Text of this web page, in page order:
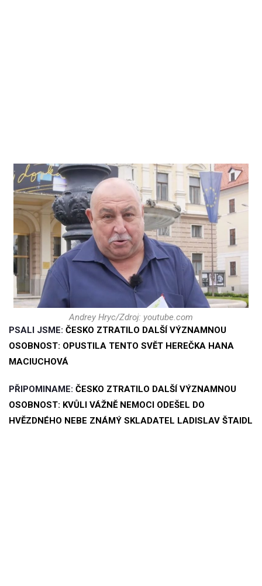
Andrey Hryc/Zdroj: youtube.com
PSALI JSME: ČESKO ZTRATILO DALŠÍ VÝZNAMNOU
OSOBNOST: OPUSTILA TENTO SVĚT HEREČKA HANA
MACIUCHOVÁ
PŘIPOMINAME: ČESKO ZTRATILO DALŠÍ VÝZNAMNOU
OSOBNOST: KVŮLI VÁŽNĚ NEMOCI ODEŠEL DO
HVĚZDNÉHO NEBE ZNÁMÝ SKLADATEL LADISLAV ŠTAIDL